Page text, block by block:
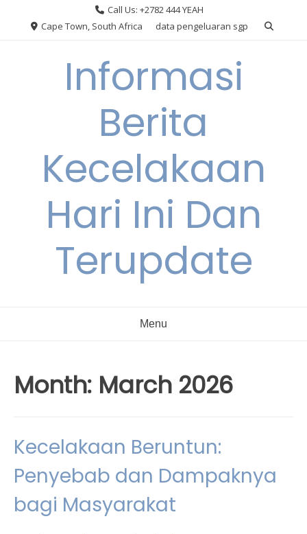
Call Us: +2782 444 YEAH
Cape Town, South Africa
data pengeluaran sgp
Informasi
Berita
Kecelakaan
Hari Ini Dan
Terupdate
Menu
Month: March 2026
Kecelakaan Beruntun:
Penyebab dan Dampaknya
bagi Masyarakat